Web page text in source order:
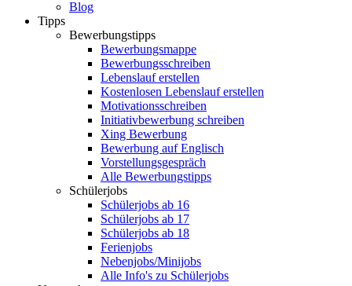
Blog
Tipps
Bewerbungstipps
Bewerbungsmappe
Bewerbungsschreiben
Lebenslauf erstellen
Kostenlosen Lebenslauf erstellen
Motivationsschreiben
Initiativbewerbung schreiben
Xing Bewerbung
Bewerbung auf Englisch
Vorstellungsgespräch
Alle Bewerbungstipps
Schülerjobs
Schülerjobs ab 16
Schülerjobs ab 17
Schülerjobs ab 18
Ferienjobs
Nebenjobs/Minijobs
Alle Info's zu Schülerjobs